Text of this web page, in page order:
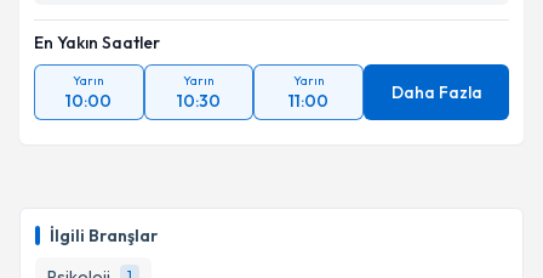
İlgili Branşlar
En Yakın Saatler
Yarın
10:00
Yarın
10:30
Yarın
11:00 Daha Fazla